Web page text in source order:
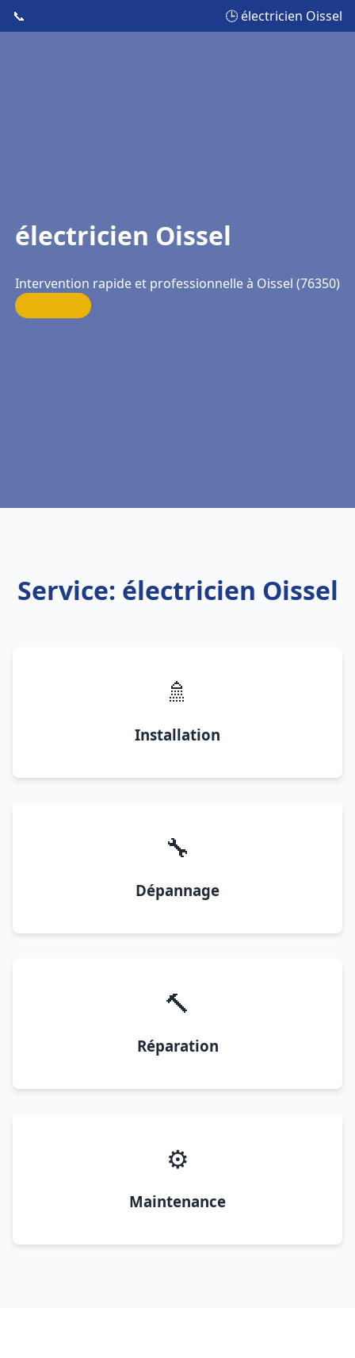
📞 🕒 électricien Oissel
électricien Oissel
Intervention rapide et professionnelle à Oissel (76350)
Service: électricien Oissel
🚿
Installation
🔧
Dépannage
🔨
Réparation
⚙️
Maintenance